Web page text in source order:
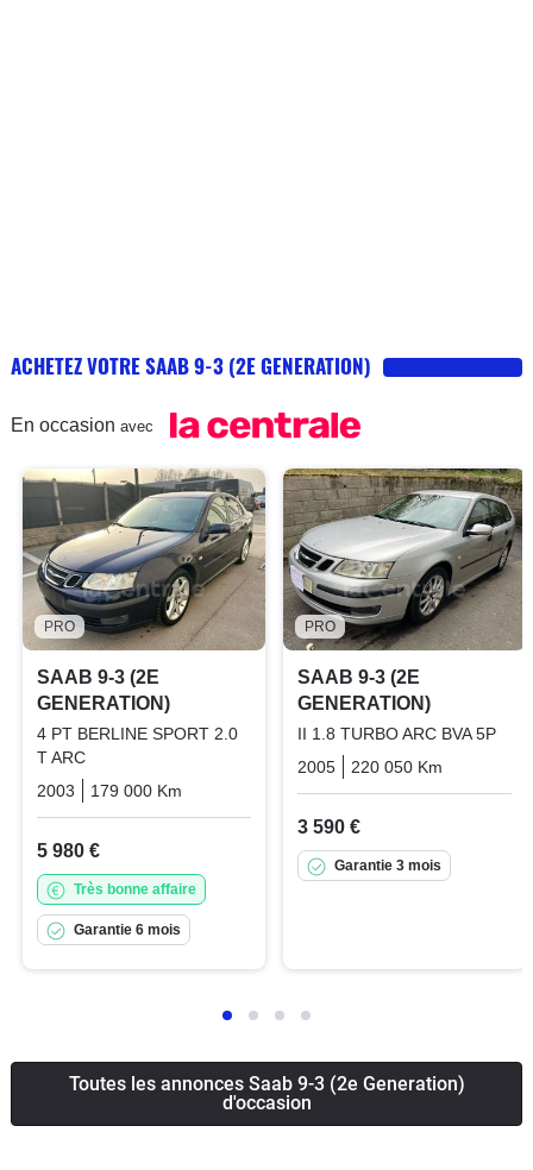
ACHETEZ VOTRE SAAB 9-3 (2E GENERATION)
En occasion avec
PRO
SAAB 9-3 (2E
GENERATION)
4 PT BERLINE SPORT 2.0
T ARC
2003
179 000 Km Essence
5 980 €
Très bonne affaire
Garantie 6 mois
PRO
SAAB 9-3 (2E
GENERATION)
II 1.8 TURBO ARC BVA 5P
2005
220 050 Km
3 590 €
Garantie 3 mois
Toutes les annonces Saab 9-3 (2e Generation)
d'occasion